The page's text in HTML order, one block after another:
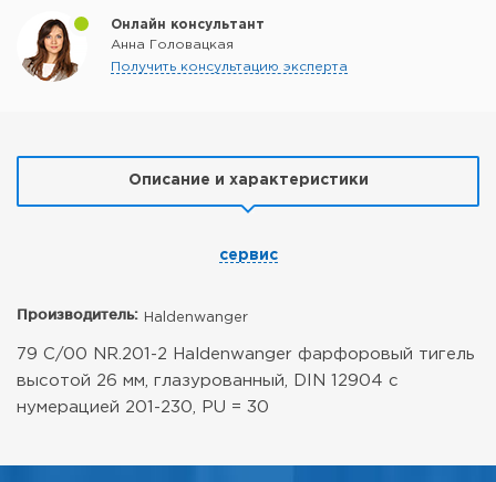
Онлайн консультант
Анна Головацкая
Получить консультацию эксперта
Описание и характеристики
сервис
Производитель: Haldenwanger
79 C/00 NR.201-2 Haldenwanger фарфоровый тигель
высотой 26 мм, глазурованный, DIN 12904 с
нумерацией 201-230, PU = 30